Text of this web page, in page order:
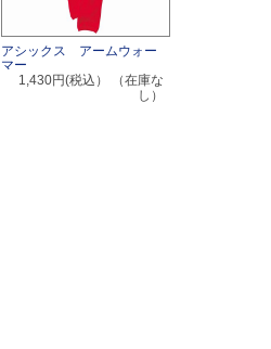
アシックス アームウォー
マー
1,430円(税込）
（在庫な
し）